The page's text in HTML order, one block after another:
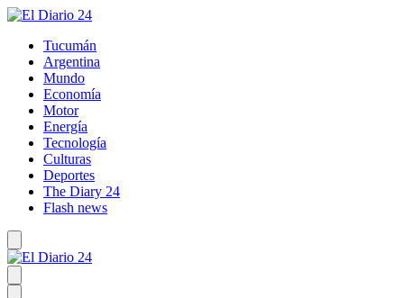
Tucumán
Argentina
Mundo
Economía
Motor
Energía
Tecnología
Culturas
Deportes
The Diary 24
Flash news